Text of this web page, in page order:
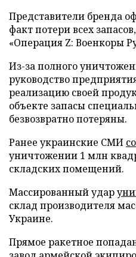
Представители бренда
факт потери всех
«Операция Z: Военкоры
Из-за полного
руководство
реализацию своей
объекте запасы
безвозвратно потеряны.
Ранее украинские СМИ
уничтожении 1 млн
складских помещений.
Массированный удар
склад производителя
Украине.
Прямое ракетное